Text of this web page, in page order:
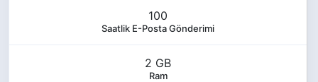
100
Saatlik E-Posta Gönderimi
2 GB
Ram